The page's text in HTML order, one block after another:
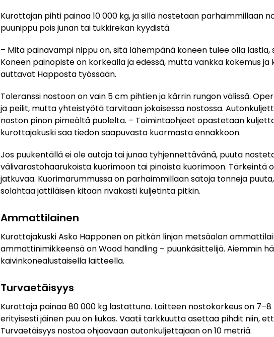
Kurottajan pihti painaa 10 000 kg, ja sillä nostetaan parhaimmillaan
puunippu pois junan tai tukkirekan kyydistä.
– Mitä painavampi nippu on, sitä lähempänä koneen tulee olla lastia,
Koneen painopiste on korkealla ja edessä, mutta vankka kokemus
auttavat Happosta työssään.
Toleranssi nostoon on vain 5 cm pihtien ja kärrin rungon välissä.
ja peilit, mutta yhteistyötä tarvitaan jokaisessa nostossa.
noston pinon pimeältä puolelta. – Toimintaohjeet opastetaan
kurottajakuski saa tiedon saapuvasta kuormasta ennakkoon.
Jos puukentällä ei ole autoja tai junaa tyhjennettävänä, puuta
välivarastohaarukoista kuorimoon tai pinoista kuorimoon. Tärkeintä
jatkuvaa. Kuorimarummussa on parhaimmillaan satoja tonneja
solahtaa jättiläisen kitaan rivakasti kuljetinta pitkin.
Ammattilainen
Kurottajakuski Asko Happonen on pitkän linjan metsäalan
ammattinimikkeensä on Wood handling – puunkäsittelijä. Aiemmin
kaivinkonealustaisella laitteella.
Turvaetäisyys
Kurottaja painaa 80 000 kg lastattuna. Laitteen nostokorkeus on
erityisesti jäinen puu on liukas. Vaatii tarkkuutta asettaa pihdit niin,
Turvaetäisyys nostoa ohjaavaan autonkuljettajaan on 10 metriä.